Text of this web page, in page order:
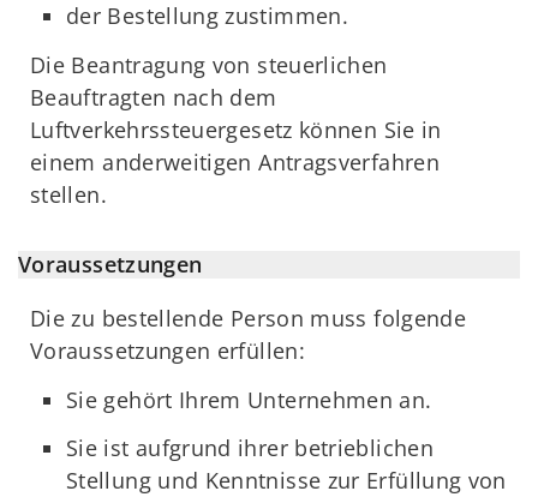
der Bestellung zustimmen.
Die Beantragung von steuerlichen
Beauftragten nach dem
Luftverkehrssteuergesetz können Sie in
einem anderweitigen Antragsverfahren
stellen.
Voraussetzungen
Die zu bestellende Person muss folgende
Voraussetzungen erfüllen:
Sie gehört Ihrem Unternehmen an.
Sie ist aufgrund ihrer betrieblichen
Stellung und Kenntnisse zur Erfüllung von